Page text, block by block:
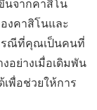
นจากคาสิโน
งคาสิโนและ
รณีที่คุณเป็นคนที่
อย่างเมื่อเดิมพัน
พื่อช่วยให้การ